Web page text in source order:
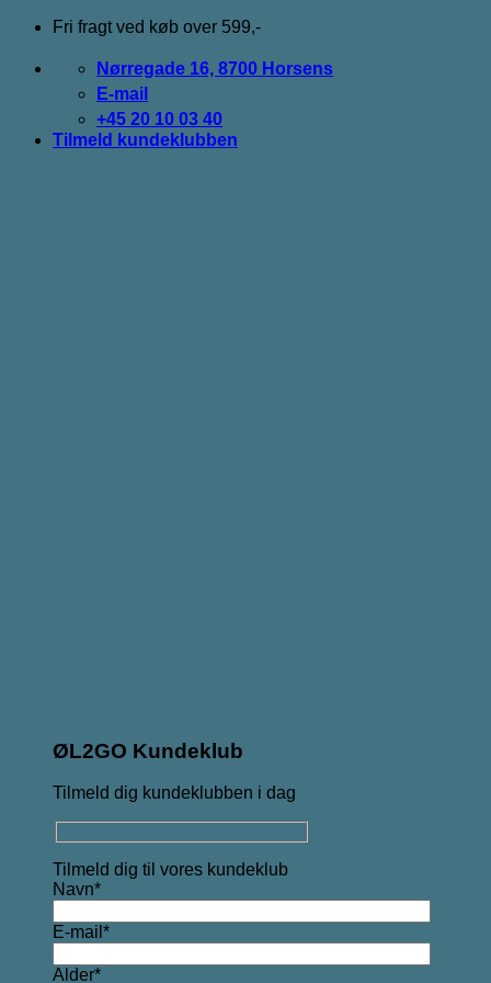
Fortsæt
indhold
Fri fragt ved køb over 599,-
Nørregade 16, 8700 Horsens
E-mail
+45 20 10 03 40
Tilmeld kundeklubben
ØL2GO Kundeklub
Tilmeld dig kundeklubben i dag
Tilmeld dig til vores kundeklub
Navn*
E-mail*
Alder*